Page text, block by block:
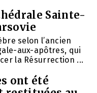
Sainte-
selon l’ancien
aux-apôtres, qui
la Résurrection ...
ont été